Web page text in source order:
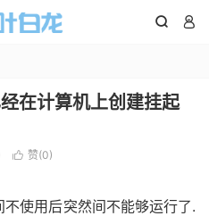
 
在计算机上创建挂起
 赞(0)
使用后突然间不能够运行了.